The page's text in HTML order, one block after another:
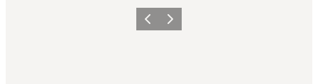
Vorherige Folie
Nächste Folie